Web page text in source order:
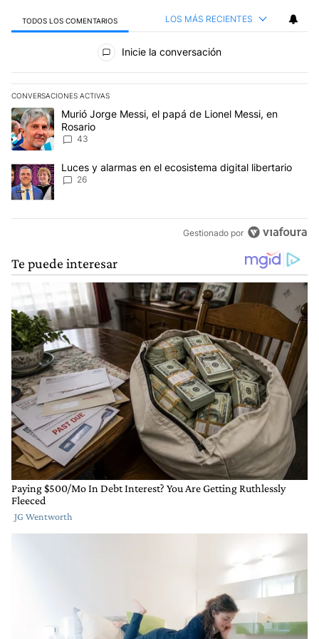
TODOS LOS COMENTARIOS LOS MÁS RECIENTES
Todos los comentarios
Inicie la conversación
CONVERSACIONES ACTIVAS
Este listado muestra los artículos con más comentarios en los
Un artículo de tendencia con el título "Murió Jorge Messi, el
Murió Jorge Messi, el papá de Lionel Messi, en
Rosario
43
Un artículo de tendencia con el título "Luces y alarmas en el
Luces y alarmas en el ecosistema digital libertario
26
Gestionado por